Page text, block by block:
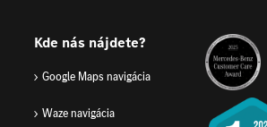
Kde nás nájdete?
Google Maps navigácia
Waze navigácia